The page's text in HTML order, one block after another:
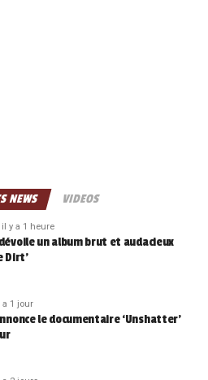
NEWS VIDEOS
il y a 1 heure
un album brut et audacieux
Dirt’
a 1 jour
le documentaire ‘Unshatter’